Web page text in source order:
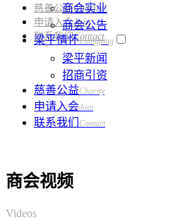
慈善公益Charity
申请入会Join
联系我们Contact
商会实业
商会公告
梁平情怀Liangping
梁平新闻
招商引资
慈善公益Charity
申请入会Join
联系我们 Contact
商会视频
Videos